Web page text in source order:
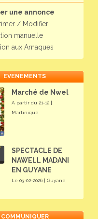
une annonce
/ Modifier
manuelle
aux Arnaques
EVENEMENTS
Marché de Nwel
A partir du 21-12 |
Martinique
SPECTACLE DE
NAWELL MADANI
EN GUYANE
Le 03-02-2026 | Guyane
COMMUNIQUER